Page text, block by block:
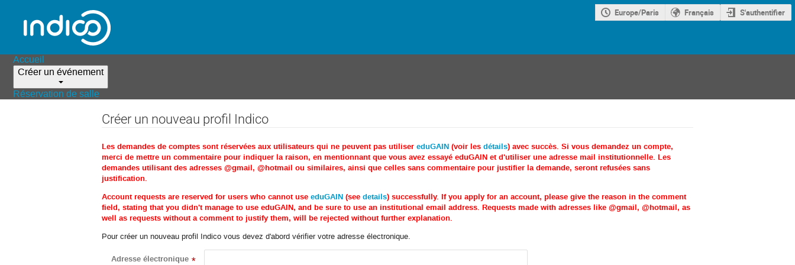
Europe/Paris Français S'authentifier
Accueil
Créer un événement
Réservation de salle
Créer un nouveau profil Indico
Les demandes de comptes sont réservées aux utilisateurs qui ne peuvent pas utiliser eduGAIN (voir les détails) avec succès. Si vous demandez un compte,
merci de mettre un commentaire pour indiquer la raison, en mentionnant que vous avez essayé eduGAIN et d'utiliser une adresse mail institutionnelle. Les
demandes utilisant des adresses @gmail, @hotmail ou similaires, ainsi que celles sans commentaire pour justifier la demande, seront refusées sans
justification.
Account requests are reserved for users who cannot use eduGAIN (see details) successfully. If you apply for an account, please give the reason in the comment
field, stating that you didn't manage to use eduGAIN, and be sure to use an institutional email address. Requests made with adresses like @gmail, @hotmail, as
well as requests without a comment to justify them, will be rejected without further explanation.
Pour créer un nouveau profil Indico vous devez d'abord vérifier votre adresse électronique.
Adresse électronique *